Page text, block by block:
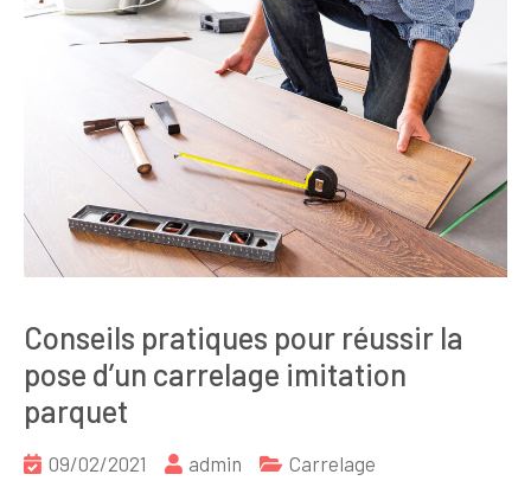
Conseils pratiques pour réussir la
pose d’un carrelage imitation
parquet
09/02/2021 admin Carrelage